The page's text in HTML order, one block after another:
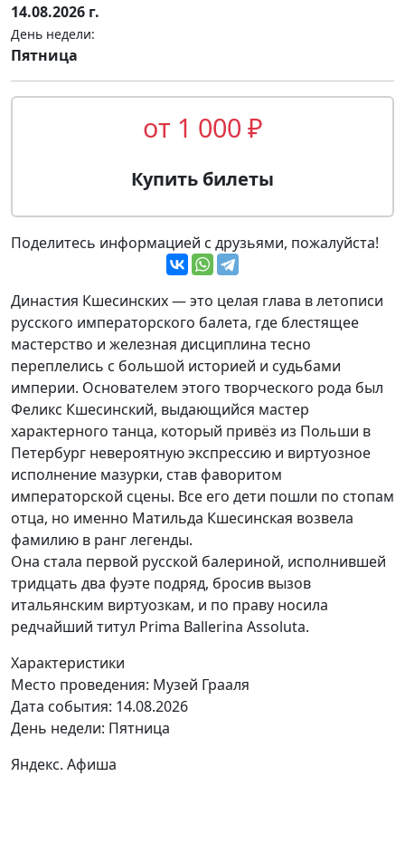
14.08.2026 г.
День недели:
Пятница
от 1 000 ₽
Купить билеты
Поделитесь информацией с друзьями, пожалуйста!
Династия Кшесинских — это целая глава в летописи
русского императорского балета, где блестящее
мастерство и железная дисциплина тесно
переплелись с большой историей и судьбами
империи. Основателем этого творческого рода был
Феликс Кшесинский, выдающийся мастер
характерного танца, который привёз из Польши в
Петербург невероятную экспрессию и виртуозное
исполнение мазурки, став фаворитом
императорской сцены. Все его дети пошли по стопам
отца, но именно Матильда Кшесинская возвела
фамилию в ранг легенды.
Она стала первой русской балериной, исполнившей
тридцать два фуэте подряд, бросив вызов
итальянским виртуозкам, и по праву носила
редчайший титул Prima Ballerina Assoluta.
Характеристики
Место проведения: Музей Грааля
Дата события: 14.08.2026
День недели: Пятница
Яндекс. Афиша